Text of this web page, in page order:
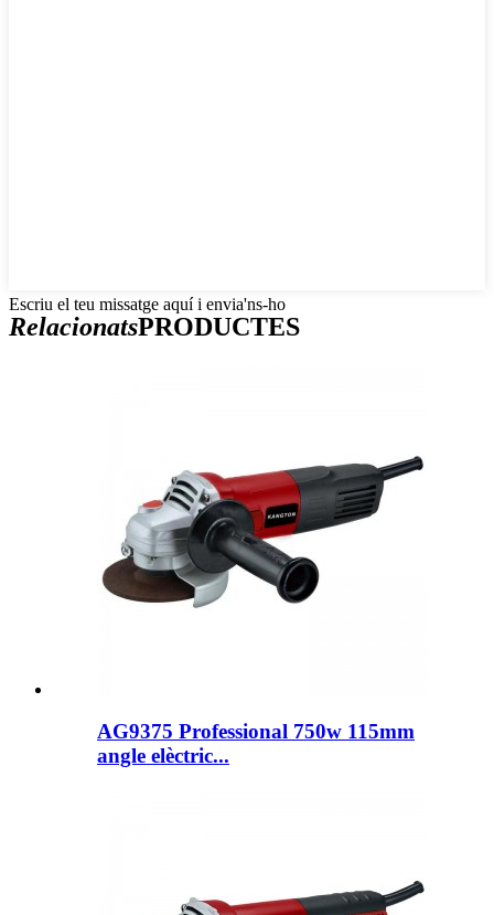
Escriu el teu missatge aquí i envia'ns-ho
RelacionatsPRODUCTES
AG9375 Professional 750w 115mm
angle elèctric...